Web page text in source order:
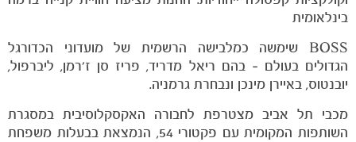
בינלאומית
BOSS שימשה כמלבישה הרשמית של מועדוני הכדורגל
הגדולים בעולם – בהם ריאל מדריד, פריז סן ז'רמן, ליברפול,
יובנטוס, באיירן מינכן ונבחרת גרמניה.
מכבי תל אביב מצטרפת לחבורה האקסקלוסיבית במסגרת
השותפות המקומית עם פקטורי 54, הנמצאת בבעלות משפחת